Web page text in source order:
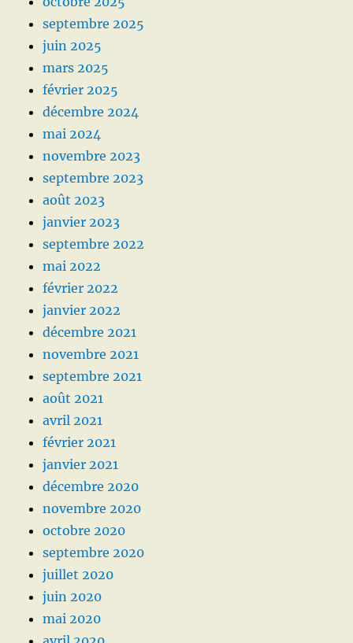
septembre 2025
juin 2025
mars 2025
février 2025
décembre 2024
mai 2024
novembre 2023
septembre 2023
août 2023
janvier 2023
septembre 2022
mai 2022
février 2022
janvier 2022
décembre 2021
novembre 2021
septembre 2021
août 2021
avril 2021
février 2021
janvier 2021
décembre 2020
novembre 2020
octobre 2020
septembre 2020
juillet 2020
juin 2020
mai 2020